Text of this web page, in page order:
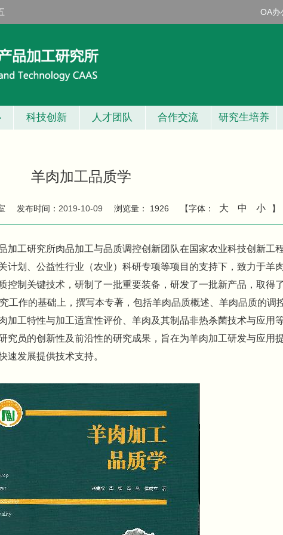
OA办
科技创新 人才团队 合作交流 研究生培养
羊肉加工品质学
发布时间： 2019-10-09 浏览量： 1926 【字体： 大 中 小 】
加工研究所肉品加工与品质调控创新团队在国家农业科技创新工
计划、公益性行业（农业）科研专项等项目的支持下，致力于羊
控制关键技术，研制了一批重要装备，研发了一批新产品，取得
工作的基础上，撰写本专著，包括羊肉品质概述、羊肉品质的调
加工特性与加工适宜性评价、羊肉及其制品非热杀菌技术与应用
究员的创新性及前沿性的研究成果，旨在为羊肉加工研发与应用
速发展提供技术支持。